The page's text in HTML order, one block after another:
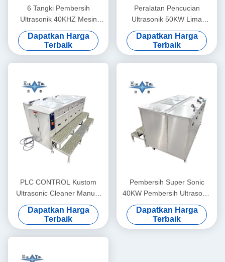
6 Tangki Pembersih
Ultrasonik 40KHZ Mesin
Cuci Ultrasonik 30KW
Dapatkan Harga
Terbaik
Peralatan Pencucian
Ultrasonik 50KW Lima
Tangki Pembersih Ultrasonik
Frekuensi Ganda yang
Disesuaikan
Dapatkan Harga
Terbaik
PLC CONTROL Kustom
Ultrasonic Cleaner Manual
Supersonic Ultrasonic
Cleaner 40KW
Dapatkan Harga
Terbaik
Pembersih Super Sonic
40KW Pembersih Ultrasonik
Manual Disesuaikan
Dapatkan Harga
Terbaik